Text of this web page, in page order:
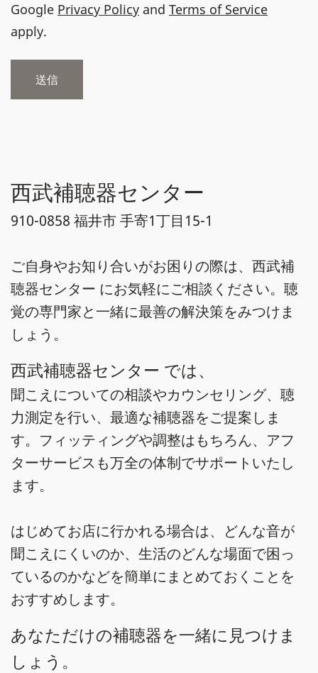
Google Privacy Policy and Terms of Service
apply.
西武補聴器センター
910-0858 福井市 手寄1丁目15-1
ご自身やお知り合いがお困りの際は、西武補
聴器センター にお気軽にご相談ください。聴
覚の専門家と一緒に最善の解決策をみつけま
しょう。
西武補聴器センター では、
聞こえについての相談やカウンセリング、聴
力測定を行い、最適な補聴器をご提案しま
す。フィッティングや調整はもちろん、アフ
ターサービスも万全の体制でサポートいたし
ます。
はじめてお店に行かれる場合は、どんな音が
聞こえにくいのか、生活のどんな場面で困っ
ているのかなどを簡単にまとめておくことを
おすすめします。
あなただけの補聴器を一緒に見つけま
しょう。